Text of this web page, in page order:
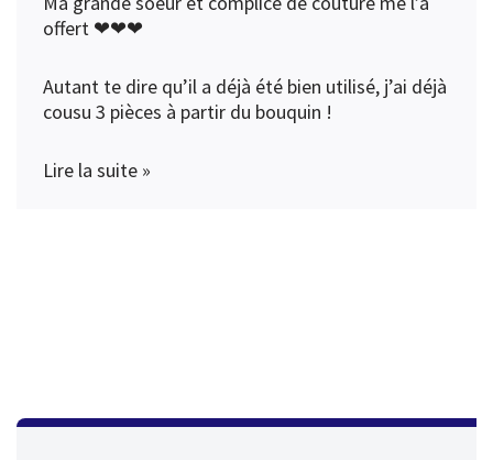
offert ❤❤❤
Autant te dire qu’il a déjà été bien utilisé, j’ai déjà
cousu 3 pièces à partir du bouquin !
Lire la suite »